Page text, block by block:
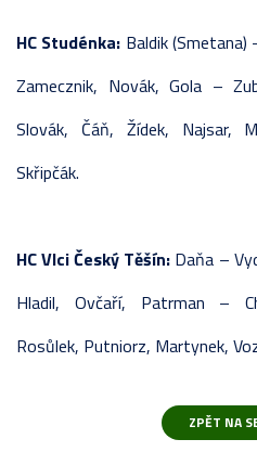
HC Studénka: Baldik (Smetana)
Zamecznik, Novák, Gola –
Slovák, Čáň, Žídek, Najsar,
Skřipčák.
HC Vlci Český Těšín: Daňa –
Hladil, Ovčaří, Patrman –
Rosůlek, Putniorz, Martynek,